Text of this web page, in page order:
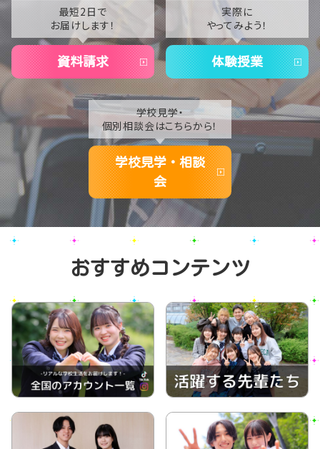
2021
2020
最短2日で
お届けします！
資料請求
実際に
やってみよう！
体験授業
学校見学・
個別相談会はこちらから！
学校見学・相談
会
おすすめコンテンツ